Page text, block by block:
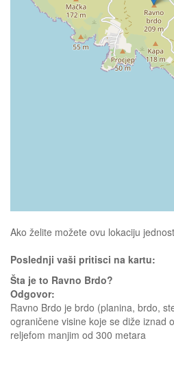
Ako želite možete ovu lokaciju
Poslednji vaši pritisci na kartu:
Šta je to Ravno Brdo?
Odgovor:
Ravno Brdo je brdo (planina, brdo,
ograničene visine koje se diže iznad
reljefom manjim od 300 metara